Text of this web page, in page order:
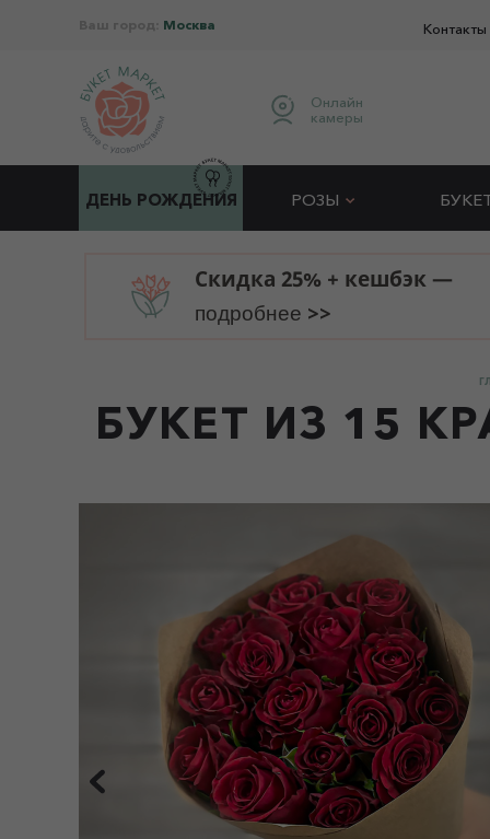
Ваш город: Москва Контакты
Онлайн
камеры
ДЕНЬ РОЖДЕНИЯ РОЗЫ
Скидка 25% + кешбэк —
подробнее >>
БУКЕТ ИЗ 15